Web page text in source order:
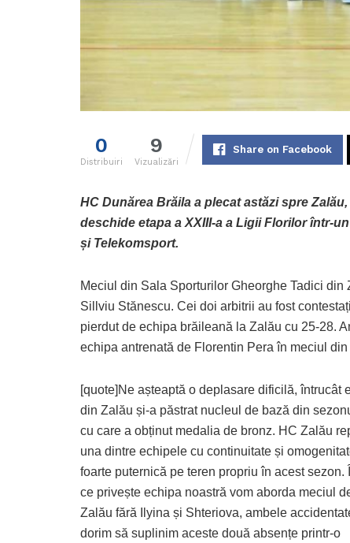
0
Distribuiri
9
Vizualizări
Share on Facebook
HC Dunărea Brăila a plecat astăzi spre
deschide etapa a XXIII-a a Ligii Florilor într-
și Telekomsport.
Meciul din Sala Sporturilor Gheorghe Tadici
Sillviu Stănescu. Cei doi arbitrii au fost
pierdut de echipa brăileană la Zalău cu 25-28.
echipa antrenată de Florentin Pera în meciul
[quote]Ne așteaptă o deplasare dificilă, întrucât
din Zalău și-a păstrat nucleul de bază din
cu care a obținut medalia de bronz. HC Zalău
una dintre echipele cu continuitate și
foarte puternică pe teren propriu în acest sezon.
ce privește echipa noastră vom aborda meciul
Zalău fără Ilyina și Shteriova, ambele
dorim să suplinim aceste două absențe printr-o